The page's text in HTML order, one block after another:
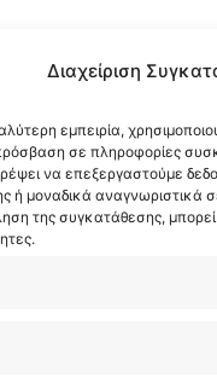
Διαχείριση
εμπειρία,
σε πληροφορίες
να επεξεργαστούμε
ή μοναδικά αναγνωριστικά
της συγκατάθεσης,